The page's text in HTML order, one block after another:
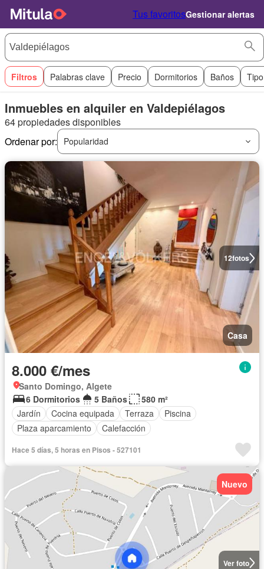
Tus favoritosGestionar alertas
Filtros Palabras clave Precio Dormitorios Baños
Inmuebles en alquiler en Valdepiélagos
64 propiedades disponibles
Ordenar por:
Popularidad
12fotos
Casa
8.000 €/mes
Santo Domingo, Algete
6 Dormitorios
5 Baños
580 m²
Jardín
Cocina equipada Terraza
Piscina
Plaza aparcamiento
Calefacción
Hace 5 días, 5 horas en Pisos - 527101
Ver foto
Nuevo